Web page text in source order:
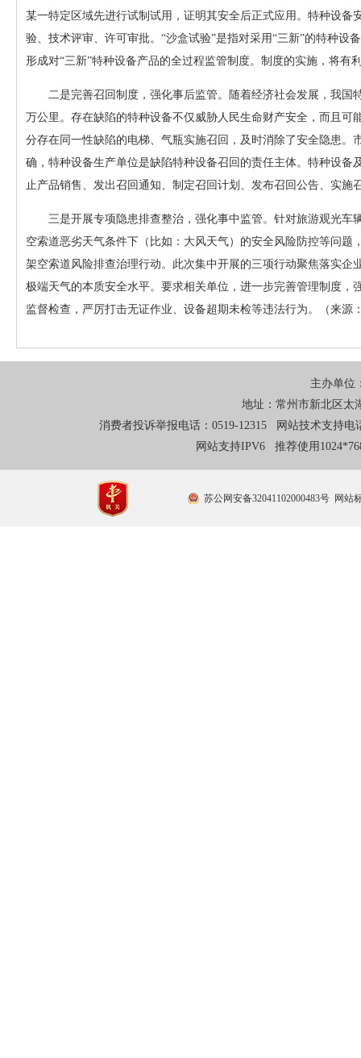
某一特定区域先进行试制试用，证明其安全后正式应用。特种设
验、技术评审、许可审批。“沙盒试验”是指对采用“三新”的特种
形成对“三新”特种设备产品的全过程监管制度。制度的实施，将
二是完善召回制度，强化事后监管。随着经济社会发展，我国特
万公里。存在缺陷的特种设备不仅威胁人民生命财产安全，而且
分存在同一性缺陷的电梯、气瓶实施召回，及时消除了安全隐患
确，特种设备生产单位是缺陷特种设备召回的责任主体。特种设
止产品销售、发出召回通知、制定召回计划、发布召回公告、实
三是开展专项隐患排查整治，强化事中监管。针对旅游观光车
空索道恶劣天气条件下（比如：大风天气）的安全风险防控等问
架空索道风险排查治理行动。此次集中开展的三项行动聚焦落实
极端天气的本质安全水平。要求相关单位，进一步完善管理制度
监督检查，严厉打击无证作业、设备超期未检等违法行为。（来源
主办单位
地址：常州市新北区
消费者投诉举报电话：0519-12315 网站技术支持电
网站支持IPV6 推荐使用
苏公网安备32041102000483号 网站